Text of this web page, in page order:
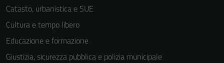
Catasto, urbanistica e SUE
Cultura e tempo libero
Educazione e formazione
Giustizia, sicurezza pubblica e polizia municipale